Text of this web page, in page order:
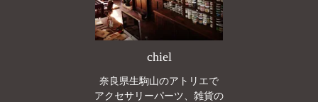
chiel
奈良県生駒山のアトリエで
アクセサリーパーツ、雑貨の